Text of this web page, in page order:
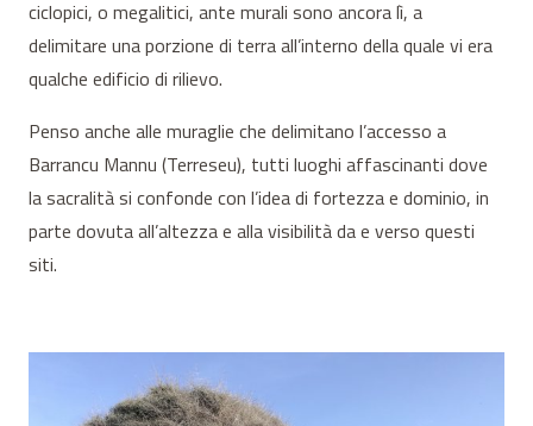
ciclopici, o megalitici, ante murali sono ancora lì, a
delimitare una porzione di terra all’interno della quale vi era
qualche edificio di rilievo.
Penso anche alle muraglie che delimitano l’accesso a
Barrancu Mannu (Terreseu), tutti luoghi affascinanti dove
la sacralità si confonde con l’idea di fortezza e dominio, in
parte dovuta all’altezza e alla visibilità da e verso questi
siti.